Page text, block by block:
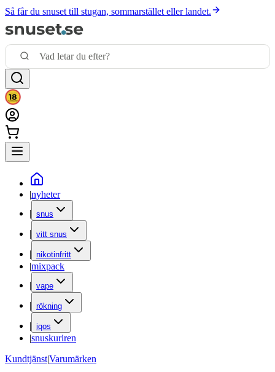
Så får du snuset till stugan, sommarstället eller landet.
|nyheter
| snus
| vitt snus
| nikotinfritt
|mixpack
| vape
| rökning
| iqos
|snuskuriren
Kundtjänst|Varumärken